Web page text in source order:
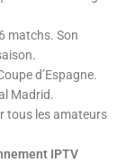
matchs. Son
d’Espagne.
Madrid.
tous les amateurs
IPTV